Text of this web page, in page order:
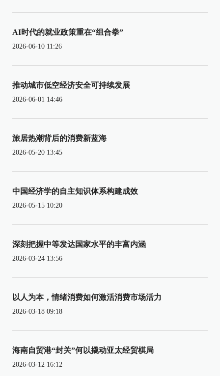
AI时代的就业政策重在“组合拳”
2026-06-10 11:26
推动城市低空经济安全可持续发展
2026-06-01 14:46
旅居热潮背后的消费新蓝海
2026-05-20 13:45
中国经济学的自主知识体系构建成效
2026-05-15 10:20
深刻把握中等发达国家水平的丰富内涵
2026-03-24 13:56
以人为本，情绪消费如何激活消费市场活力
2026-03-18 09:18
海南自贸港“封关”何以撬动亚太经贸棋局
2026-03-12 16:12